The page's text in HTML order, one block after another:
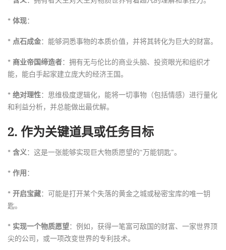
* 体现：
* 点石成金：能够洞悉事物的本质价值，并将其转化为巨大的财富。
* 商业帝国缔造者：拥有无与伦比的商业头脑、投资眼光和组织才
能，能白手起家建立庞大的经济王国。
* 绝对理性：思维极度逻辑化，能将一切事物（包括情感）进行量化
和利益分析，并总能做出最优解。
2. 作为关键道具或任务目标
* 含义：这是一张能够实现巨大物质愿望的“万能钥匙”。
* 作用：
* 开启宝藏：可能是打开某个失落的黄金之城或秘密宝库的唯一钥
匙。
* 实现一个物质愿望：例如，获得一笔富可敌国的财富、一家世界顶
尖的公司，或一项改变世界的专利技术。